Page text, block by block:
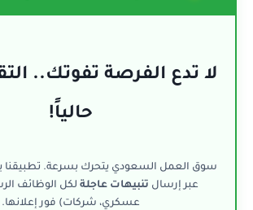
لا تدع الفرصة تفوتك..
حالياً!
سوق العمل السعودي يتحرك بسرعة. تطبيقنا
عبر إرسال تنبيهات عاجلة لكل الوظائف
عسكري، شركات) فور إعلانها.